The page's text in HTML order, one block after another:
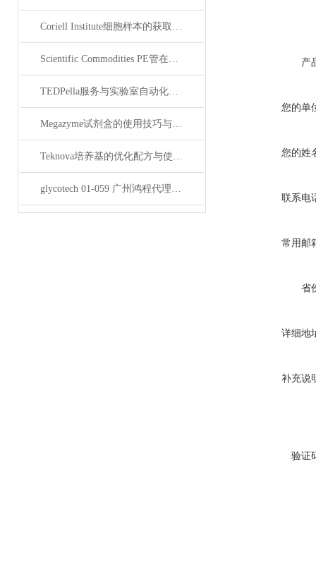
Coriell Institute细胞样本的获取与应用指南
Scientific Commodities PE管在环保实验中的作用
TEDPella服务与实验室自动化设备的整合
Megazyme试剂盒的使用技巧与实验优化方法
Teknova培养基的优化配方与使用技巧
glycotech 01-059 广州鸿程代理：开启糖生物学研究新征程
产
您的单
您的姓
联系电
常用邮
省
详细地
补充说
验证